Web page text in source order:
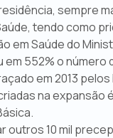
sempre
tendo como
Saúde do
em 552% o
em 2013
na expansão
10 mil